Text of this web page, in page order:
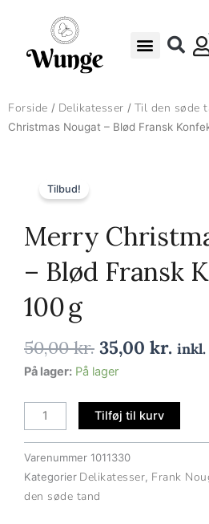
Forside / Delikatesser / Til den søde
Christmas Nougat – Blød Fransk
Tilbud!
Merry
– Blød Fransk
100 g
50,00kr. Den
oprindelige
pris
var:
50,00 kr..
35,00 kr. Den
er:
inkl.
På lager: På lager
Merry
Nougat
–
Konfekt
Tilføj til kurv
Varenummer 1011330
Kategorier Delikatesser Frank
den søde tand